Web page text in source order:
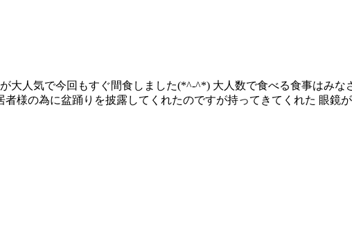
人気で今回もすぐ間食しました(*^-^*) 大人数で食べる食事はみな
様の為に盆踊りを披露してくれたのですが持ってきてくれた 眼鏡